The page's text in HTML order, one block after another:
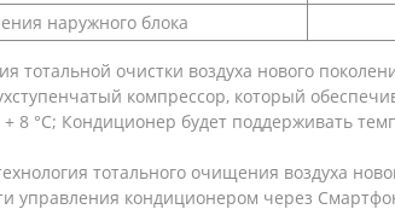
наружного блока
тотальной очистки воздуха нового
компрессор, который
8 °C; Кондиционер будет поддерживать
тотального очищения воздуха
управления кондиционером через